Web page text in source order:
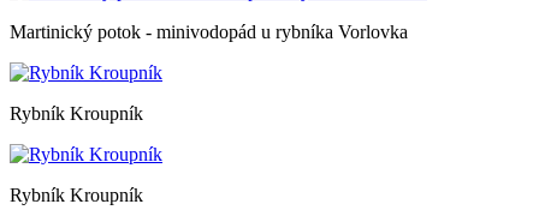
Martinický potok - minivodopád u rybníka Vorlovka
Rybník Kroupník
Rybník Kroupník